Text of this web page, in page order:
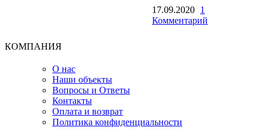
17.09.2020 1
Комментарий
КОМПАНИЯ
О нас
Наши объекты
Вопросы и Ответы
Контакты
Оплата и возврат
Политика конфиденциальности